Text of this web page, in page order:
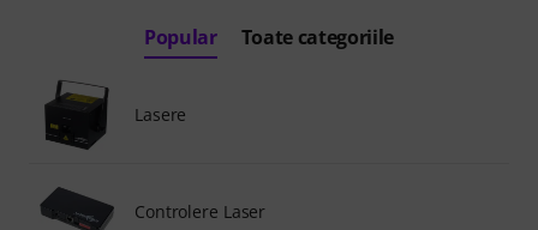
Popular Toate categoriile
Lasere
Controlere Laser